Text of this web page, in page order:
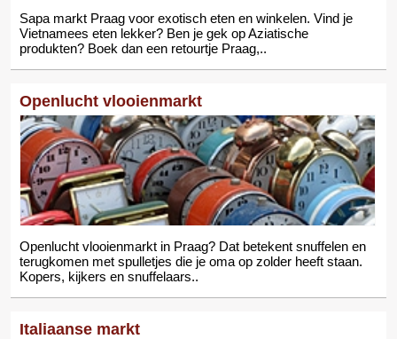
Sapa markt Praag voor exotisch eten en winkelen. Vind je
Vietnamees eten lekker? Ben je gek op Aziatische
produkten? Boek dan een retourtje Praag,..
Openlucht vlooienmarkt
Openlucht vlooienmarkt in Praag? Dat betekent snuffelen en
terugkomen met spulletjes die je oma op zolder heeft staan.
Kopers, kijkers en snuffelaars..
Italiaanse markt